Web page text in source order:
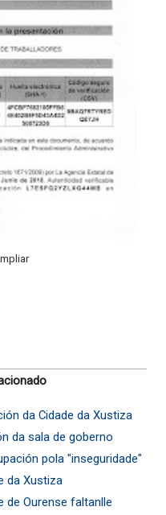
da Cidade da Xustiza
da sala de goberno
pola "inseguridade"
da Xustiza
de Ourense faltanlle